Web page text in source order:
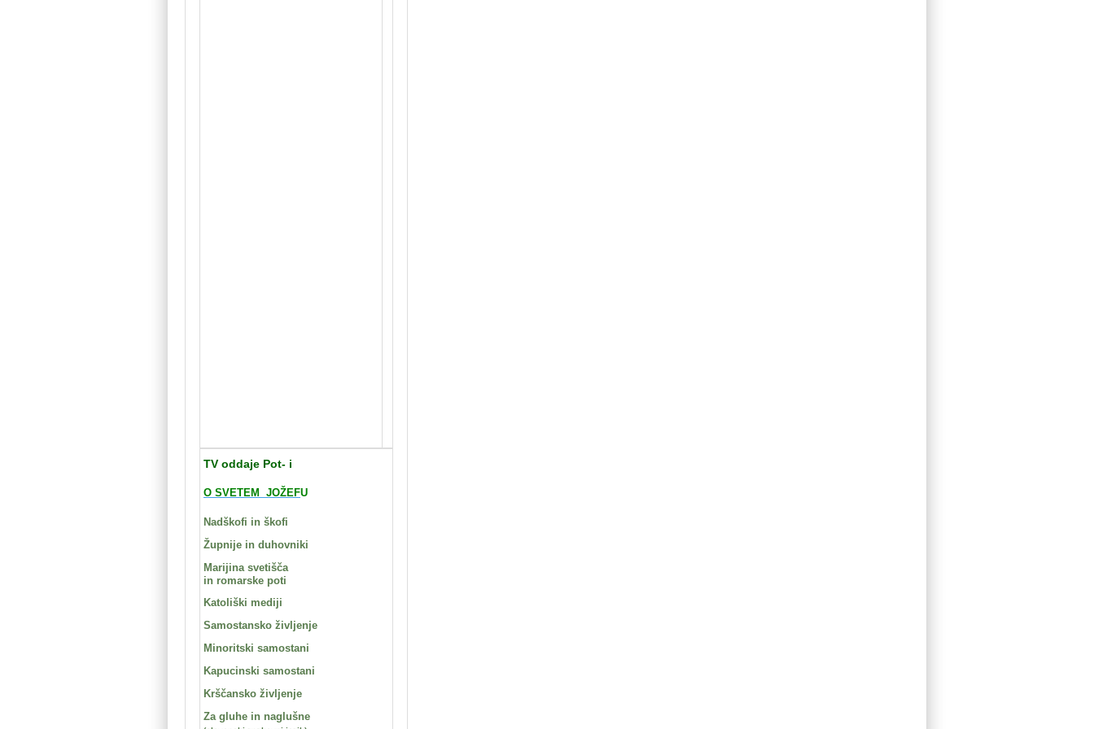
TV oddaje Pot- i
O SVETEM JOŽEFU
Nadškofi in škofi
Župnije in duhovniki
Marijina svetišča
in romarske poti
Katoliški mediji
Samostansko življenje
Minoritski samostani
Kapucinski samostani
Krščansko življenje
Za gluhe in naglušne